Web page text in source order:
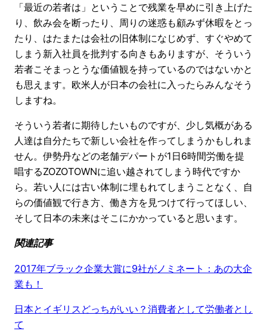
「最近の若者は」ということで残業を早めに引き上げた
り、飲み会を断ったり、周りの迷惑も顧みず休暇をとっ
たり、はたまたは会社の旧体制になじめず、すぐやめて
しまう新入社員を批判する向きもありますが、そういう
若者こそまっとうな価値観を持っているのではないかと
も思えます。欧米人が日本の会社に入ったらみんなそう
しますね。
そういう若者に期待したいものですが、少し気概がある
人達は自分たちで新しい会社を作ってしまうかもしれま
せん。伊勢丹などの老舗デパートが1日6時間労働を提
唱するZOZOTOWNに追い越されてしまう時代ですか
ら。若い人には古い体制に埋もれてしまうことなく、自
らの価値観で行き方、働き方を見つけて行ってほしい、
そして日本の未来はそこにかかっていると思います。
関連記事
2017年ブラック企業大賞に9社がノミネート：あの大企
業も！
日本とイギリスどっちがいい？消費者として労働者とし
て